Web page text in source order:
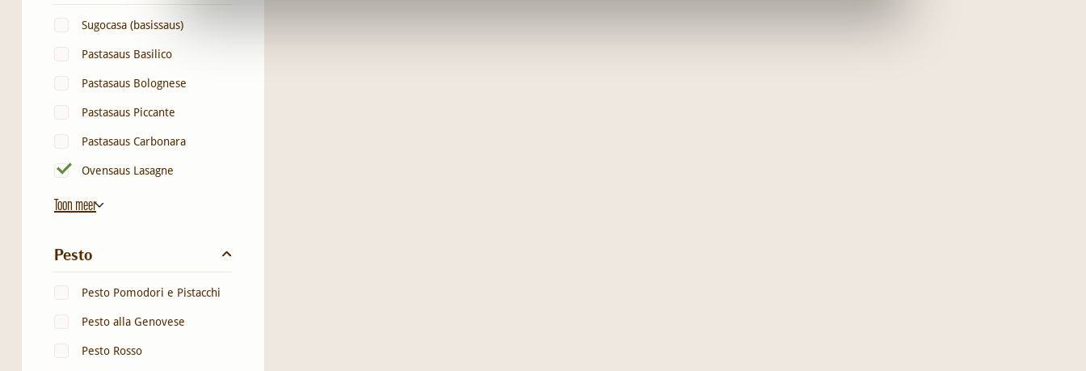
Sugocasa (basissaus)
Pastasaus Basilico
Pastasaus Bolognese
Pastasaus Piccante
Pastasaus Carbonara
Ovensaus Lasagne
Toon meer
Pesto
Pesto Pomodori e Pistacchi
Pesto alla Genovese
Pesto Rosso